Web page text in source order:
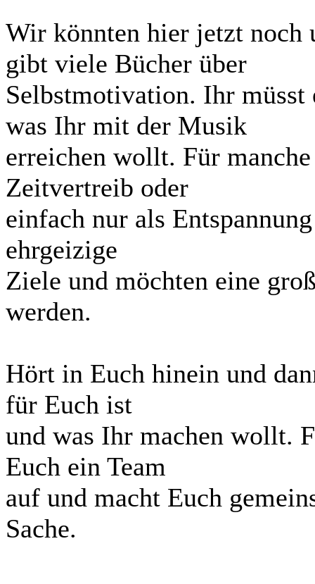
Wir könnten hier jetzt noch
gibt viele Bücher über
Selbstmotivation. Ihr müsst
was Ihr mit der Musik
erreichen wollt. Für
Zeitvertreib oder
einfach nur als
ehrgeizige
Ziele und möchten eine
werden.
Hört in Euch hinein und
für Euch ist
und was Ihr machen wollt.
Euch ein Team
auf und macht Euch
Sache.